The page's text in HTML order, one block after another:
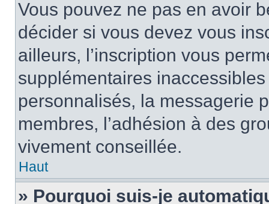
Vous pouvez ne pas en avoir
décider si vous devez vous
ailleurs, l’inscription vous
supplémentaires
personnalisés, la messagerie
membres, l’adhésion à des
vivement conseillée.
Haut
» Pourquoi suis-je